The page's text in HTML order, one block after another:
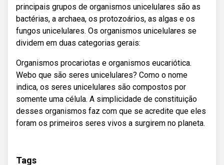
principais grupos de organismos unicelulares são as
bactérias, a archaea, os protozoários, as algas e os
fungos unicelulares. Os organismos unicelulares se
dividem em duas categorias gerais:
Organismos procariotas e organismos eucariótica.
Webo que são seres unicelulares? Como o nome
indica, os seres unicelulares são compostos por
somente uma célula. A simplicidade de constituição
desses organismos faz com que se acredite que eles
foram os primeiros seres vivos a surgirem no planeta.
Tags